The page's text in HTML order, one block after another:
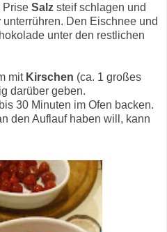
Prise Salz steif schlagen und
unterrühren. Den Eischnee und
unter den restlichen
mit Kirschen (ca. 1 großes
darüber geben.
30 Minuten im Ofen backen.
den Auflauf haben will, kann